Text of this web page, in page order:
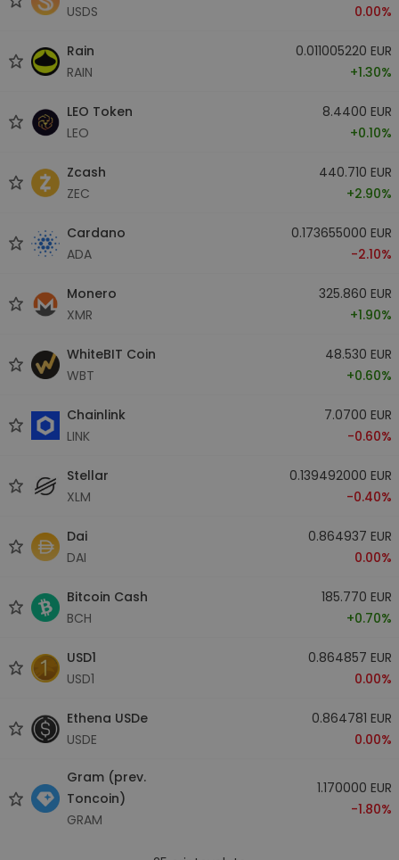
USDS
0.00%
Rain
RAIN
0.011005220 EUR
+1.30%
LEO Token
LEO
8.4400 EUR
+0.10%
Zcash
ZEC
440.710 EUR
+2.90%
Cardano
ADA
0.173655000 EUR
-2.10%
Monero
XMR
325.860 EUR
+1.90%
WhiteBIT Coin
WBT
48.530 EUR
+0.60%
Chainlink
LINK
7.0700 EUR
-0.60%
Stellar
XLM
0.139492000 EUR
-0.40%
Dai
DAI
0.864937 EUR
0.00%
Bitcoin Cash
BCH
185.770 EUR
+0.70%
USD1
USD1
0.864857 EUR
0.00%
Ethena USDe
USDE
0.864781 EUR
0.00%
Gram (prev.
Toncoin)
GRAM
1.170000 EUR
-1.80%